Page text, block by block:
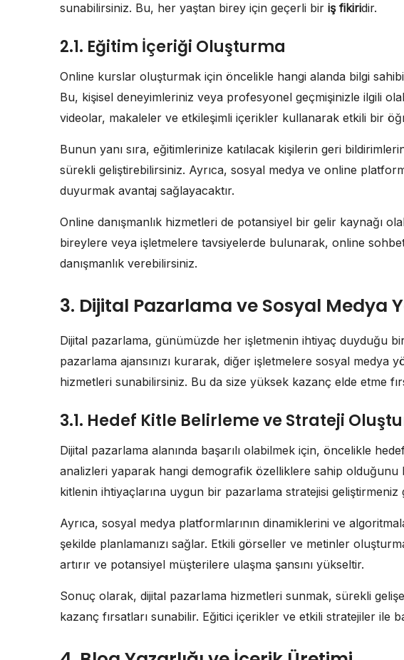
sunabilirsiniz. Bu, her yaştan birey için geçerli bir iş fikiridir.
2.1. Eğitim İçeriği Oluşturma
Online kurslar oluşturmak için öncelikle hangi alanda bilgi
Bu, kişisel deneyimleriniz veya profesyonel geçmişinizle ilgili
videolar, makaleler ve etkileşimli içerikler kullanarak etkili bir
Bunun yanı sıra, eğitimlerinize katılacak kişilerin geri
sürekli geliştirebilirsiniz. Ayrıca, sosyal medya ve online
duyurmak avantaj sağlayacaktır.
Online danışmanlık hizmetleri de potansiyel bir gelir kaynağı
bireylere veya işletmelere tavsiyelerde bulunarak, online
danışmanlık verebilirsiniz.
3. Dijital Pazarlama ve Sosyal Medya
Dijital pazarlama, günümüzde her işletmenin ihtiyaç duyduğu
pazarlama ajansınızı kurarak, diğer işletmelere sosyal medya
hizmetleri sunabilirsiniz. Bu da size yüksek kazanç elde etme
3.1. Hedef Kitle Belirleme ve Strateji
Dijital pazarlama alanında başarılı olabilmek için, öncelikle
analizleri yaparak hangi demografik özelliklere sahip olduğunu
kitlenin ihtiyaçlarına uygun bir pazarlama stratejisi geliştirmeniz
Ayrıca, sosyal medya platformlarının dinamiklerini ve
şekilde planlamanızı sağlar. Etkili görseller ve metinler
artırır ve potansiyel müşterilere ulaşma şansını yükseltir.
Sonuç olarak, dijital pazarlama hizmetleri sunmak, sürekli
kazanç fırsatları sunabilir. Eğitici içerikler ve etkili stratejiler ile